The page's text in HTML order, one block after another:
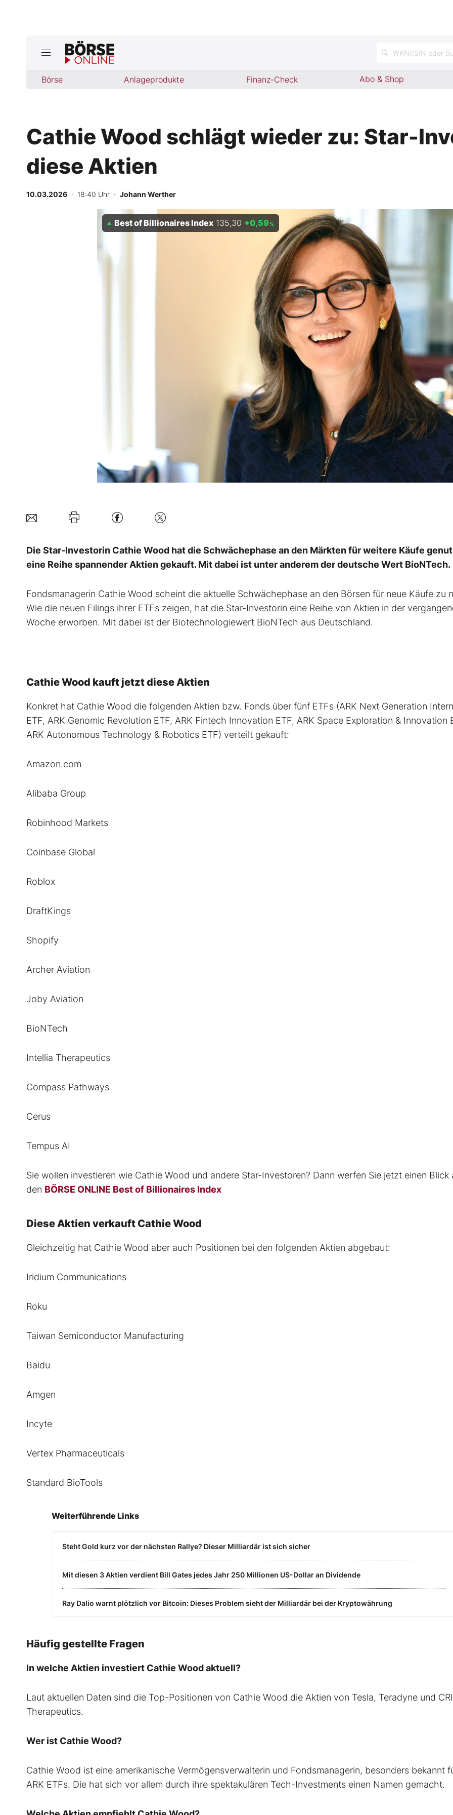
WKN/ISIN oder
Börse Anlageprodukte Finanz-Check Abo & Shop
Börse
Finanz-Check
Abo & Shop
BO-Musterdepots
Experten
Cathie Wood schlägt wieder zu: Star-
diese Aktien
10.03.2026 · 18:40 Uhr · Johann Werther
Best of Billionaires Index 135,30 +0,59 %
Die Star-Investorin Cathie Wood hat die Schwächephase an den Märkten für weitere Käufe
eine Reihe spannender Aktien gekauft. Mit dabei ist unter anderem der deutsche Wert BioNTech.
Fondsmanagerin Cathie Wood scheint die aktuelle Schwächephase an den Börsen für neue Käufe zu
Wie die neuen Filings ihrer ETFs zeigen, hat die Star-Investorin eine Reihe von Aktien in der
Woche erworben. Mit dabei ist der Biotechnologiewert BioNTech aus Deutschland.
Cathie Wood kauft jetzt diese Aktien
Konkret hat Cathie Wood die folgenden Aktien bzw. Fonds über fünf ETFs (ARK Next Generation
ETF, ARK Genomic Revolution ETF, ARK Fintech Innovation ETF, ARK Space Exploration & Innovation
ARK Autonomous Technology & Robotics ETF) verteilt gekauft:
Amazon.com
Alibaba Group
Robinhood Markets
Coinbase Global
Roblox
DraftKings
Shopify
Archer Aviation
Joby Aviation
BioNTech
Intellia Therapeutics
Compass Pathways
Cerus
Tempus AI
Sie wollen investieren wie Cathie Wood und andere Star-Investoren? Dann werfen Sie jetzt einen Blick
den BÖRSE ONLINE Best of Billionaires Index
Diese Aktien verkauft Cathie Wood
Gleichzeitig hat Cathie Wood aber auch Positionen bei den folgenden Aktien abgebaut:
Iridium Communications
Roku
Taiwan Semiconductor Manufacturing
Baidu
Amgen
Incyte
Vertex Pharmaceuticals
Standard BioTools
Weiterführende Links
Steht Gold kurz vor der nächsten Rallye? Dieser Milliardär ist sich sicher
Mit diesen 3 Aktien verdient Bill Gates jedes Jahr 250 Millionen US-Dollar an Dividende
Ray Dalio warnt plötzlich vor Bitcoin: Dieses Problem sieht der Milliardär bei der Kryptowährung
Häufig gestellte Fragen
In welche Aktien investiert Cathie Wood aktuell?
Laut aktuellen Daten sind die Top-Positionen von Cathie Wood die Aktien von Tesla, Teradyne und
Therapeutics.
Wer ist Cathie Wood?
Cathie Wood ist eine amerikanische Vermögensverwalterin und Fondsmanagerin, besonders bekannt
ARK ETFs. Die hat sich vor allem durch ihre spektakulären Tech-Investments einen Namen gemacht.